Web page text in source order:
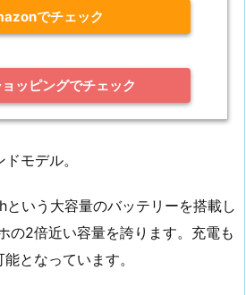
でチェック
ッピングでチェック
モデル。
いう大容量のバッテリーを搭載し
の2倍近い容量を誇ります。充電も
となっています。